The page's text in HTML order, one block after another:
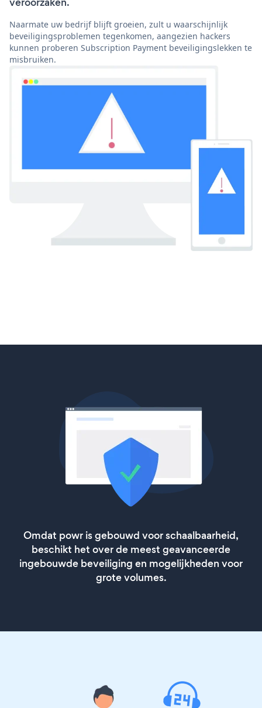
Naarmate uw bedrijf blijft groeien, zult u waarschijnlijk
beveiligingsproblemen tegenkomen, aangezien hackers
kunnen proberen Subscription Payment beveiligingslekken te
misbruiken.
Omdat powr is gebouwd voor schaalbaarheid,
beschikt het over de meest geavanceerde
ingebouwde beveiliging en mogelijkheden voor
grote volumes.